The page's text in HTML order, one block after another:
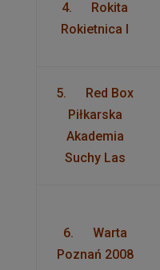
4. Rokita
Rokietnica I
5. Red Box
Piłkarska
Akademia
Suchy Las
6. Warta
Poznań 2008